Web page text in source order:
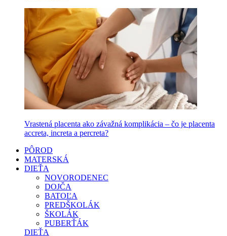
Vrastená placenta ako závažná komplikácia – čo je placenta
accreta, increta a percreta?
PÔROD
MATERSKÁ
DIEŤA
NOVORODENEC
DOJČA
BATOĽA
PREDŠKOLÁK
ŠKOLÁK
PUBERŤÁK
DIEŤA